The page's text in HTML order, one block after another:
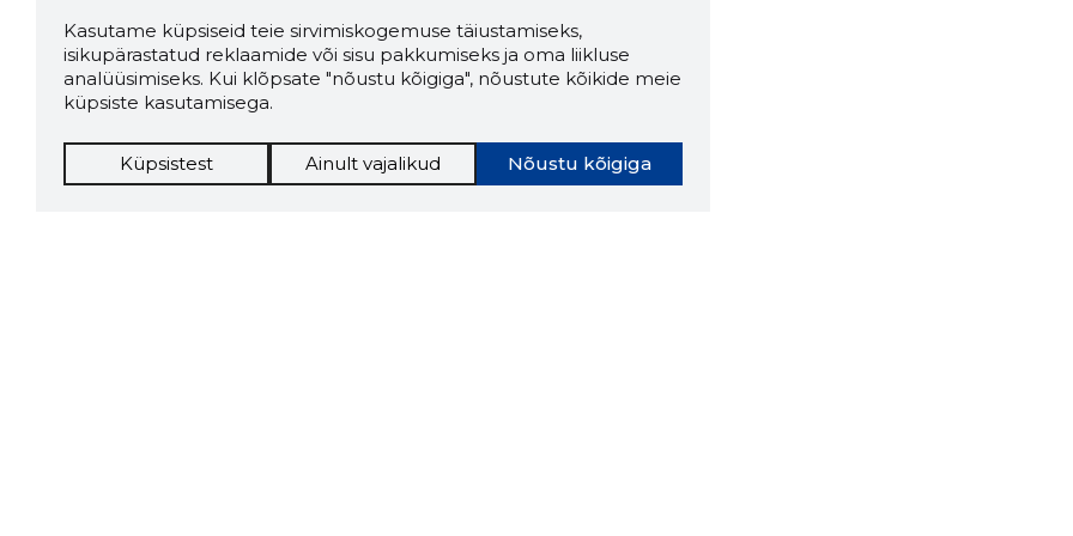
Kasutame küpsiseid teie sirvimiskogemuse täiustamiseks,
isikupärastatud reklaamide või sisu pakkumiseks ja oma liikluse
analüüsimiseks. Kui klõpsate "nõustu kõigiga", nõustute kõikide meie
küpsiste kasutamisega.
Nõustu kõigiga
Küpsistest Ainult vajalikud